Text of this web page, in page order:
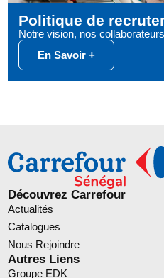
Politique de
Notre vision, nos
En Savoir +
Découvrez Carrefour
Actualités
Catalogues
Nous Rejoindre
Autres Liens
Groupe EDK